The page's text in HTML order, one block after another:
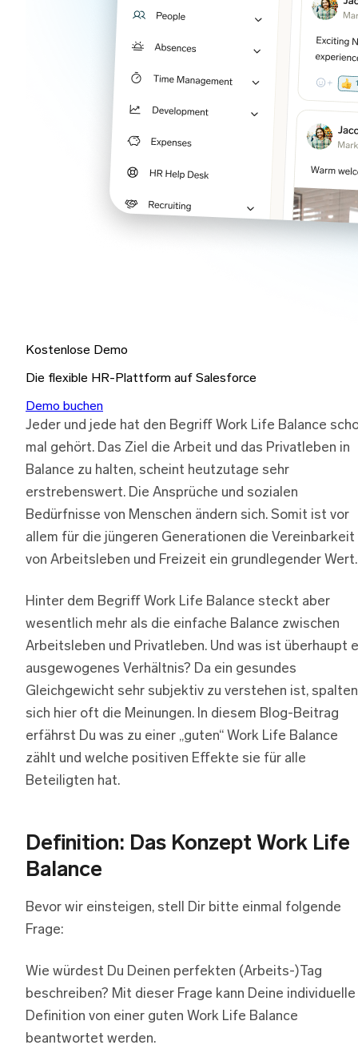
Kostenlose Demo
Die flexible HR-Plattform auf Salesforce
Demo buchen
Jeder und jede hat den Begriff Work Life Balance
mal gehört. Das Ziel die Arbeit und das Privatleben in
Balance zu halten, scheint heutzutage sehr
erstrebenswert. Die Ansprüche und sozialen
Bedürfnisse von Menschen ändern sich. Somit ist vor
allem für die jüngeren Generationen die Vereinbarkeit
von Arbeitsleben und Freizeit ein grundlegender Wert.
Hinter dem Begriff Work Life Balance steckt aber
wesentlich mehr als die einfache Balance zwischen
Arbeitsleben und Privatleben. Und was ist überhaupt
ausgewogenes Verhältnis? Da ein gesundes
Gleichgewicht sehr subjektiv zu verstehen ist, spalten
sich hier oft die Meinungen. In diesem Blog-Beitrag
erfährst Du was zu einer „guten“ Work Life Balance
zählt und welche positiven Effekte sie für alle
Beteiligten hat.
Definition: Das Konzept Work Life
Balance
Bevor wir einsteigen, stell Dir bitte einmal folgende
Frage:
Wie würdest Du Deinen perfekten (Arbeits-)Tag
beschreiben? Mit dieser Frage kann Deine individuelle
Definition von einer guten Work Life Balance
beantwortet werden.